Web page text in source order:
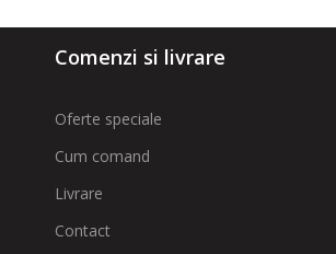
Comenzi si livrare
Oferte speciale
Cum comand
Livrare
Contact